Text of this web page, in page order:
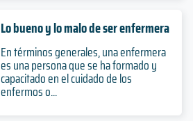
Lo bueno y lo malo de ser enfermera
En términos generales, una enfermera
es una persona que se ha formado y
capacitado en el cuidado de los
enfermos o...